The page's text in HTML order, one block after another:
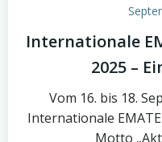
Internationale
2025 –
Vom 16. bis 18.
Internationale
Motto